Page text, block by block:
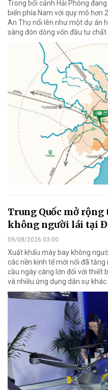
Trong bối cảnh Hải Phòng
biển phía Nam với quy mô hơn
An Thọ nổi lên như một dự án
sàng đón dòng vốn đầu tư chất
Trung Quốc mở
không người lái tại
09/08/2026 03:00
Xuất khẩu máy bay không
các nền kinh tế mới nổi đã
cầu ngày càng lớn đối với thiết
và nhiều ứng dụng dân sự khác.